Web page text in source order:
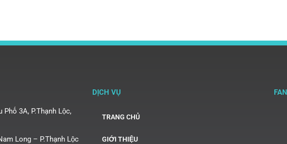
Phố 3A, P.Thạnh Lộc,
Long – P.Thạnh Lộc
DỊCH VỤ
TRANG CHỦ
GIỚI THIỆU